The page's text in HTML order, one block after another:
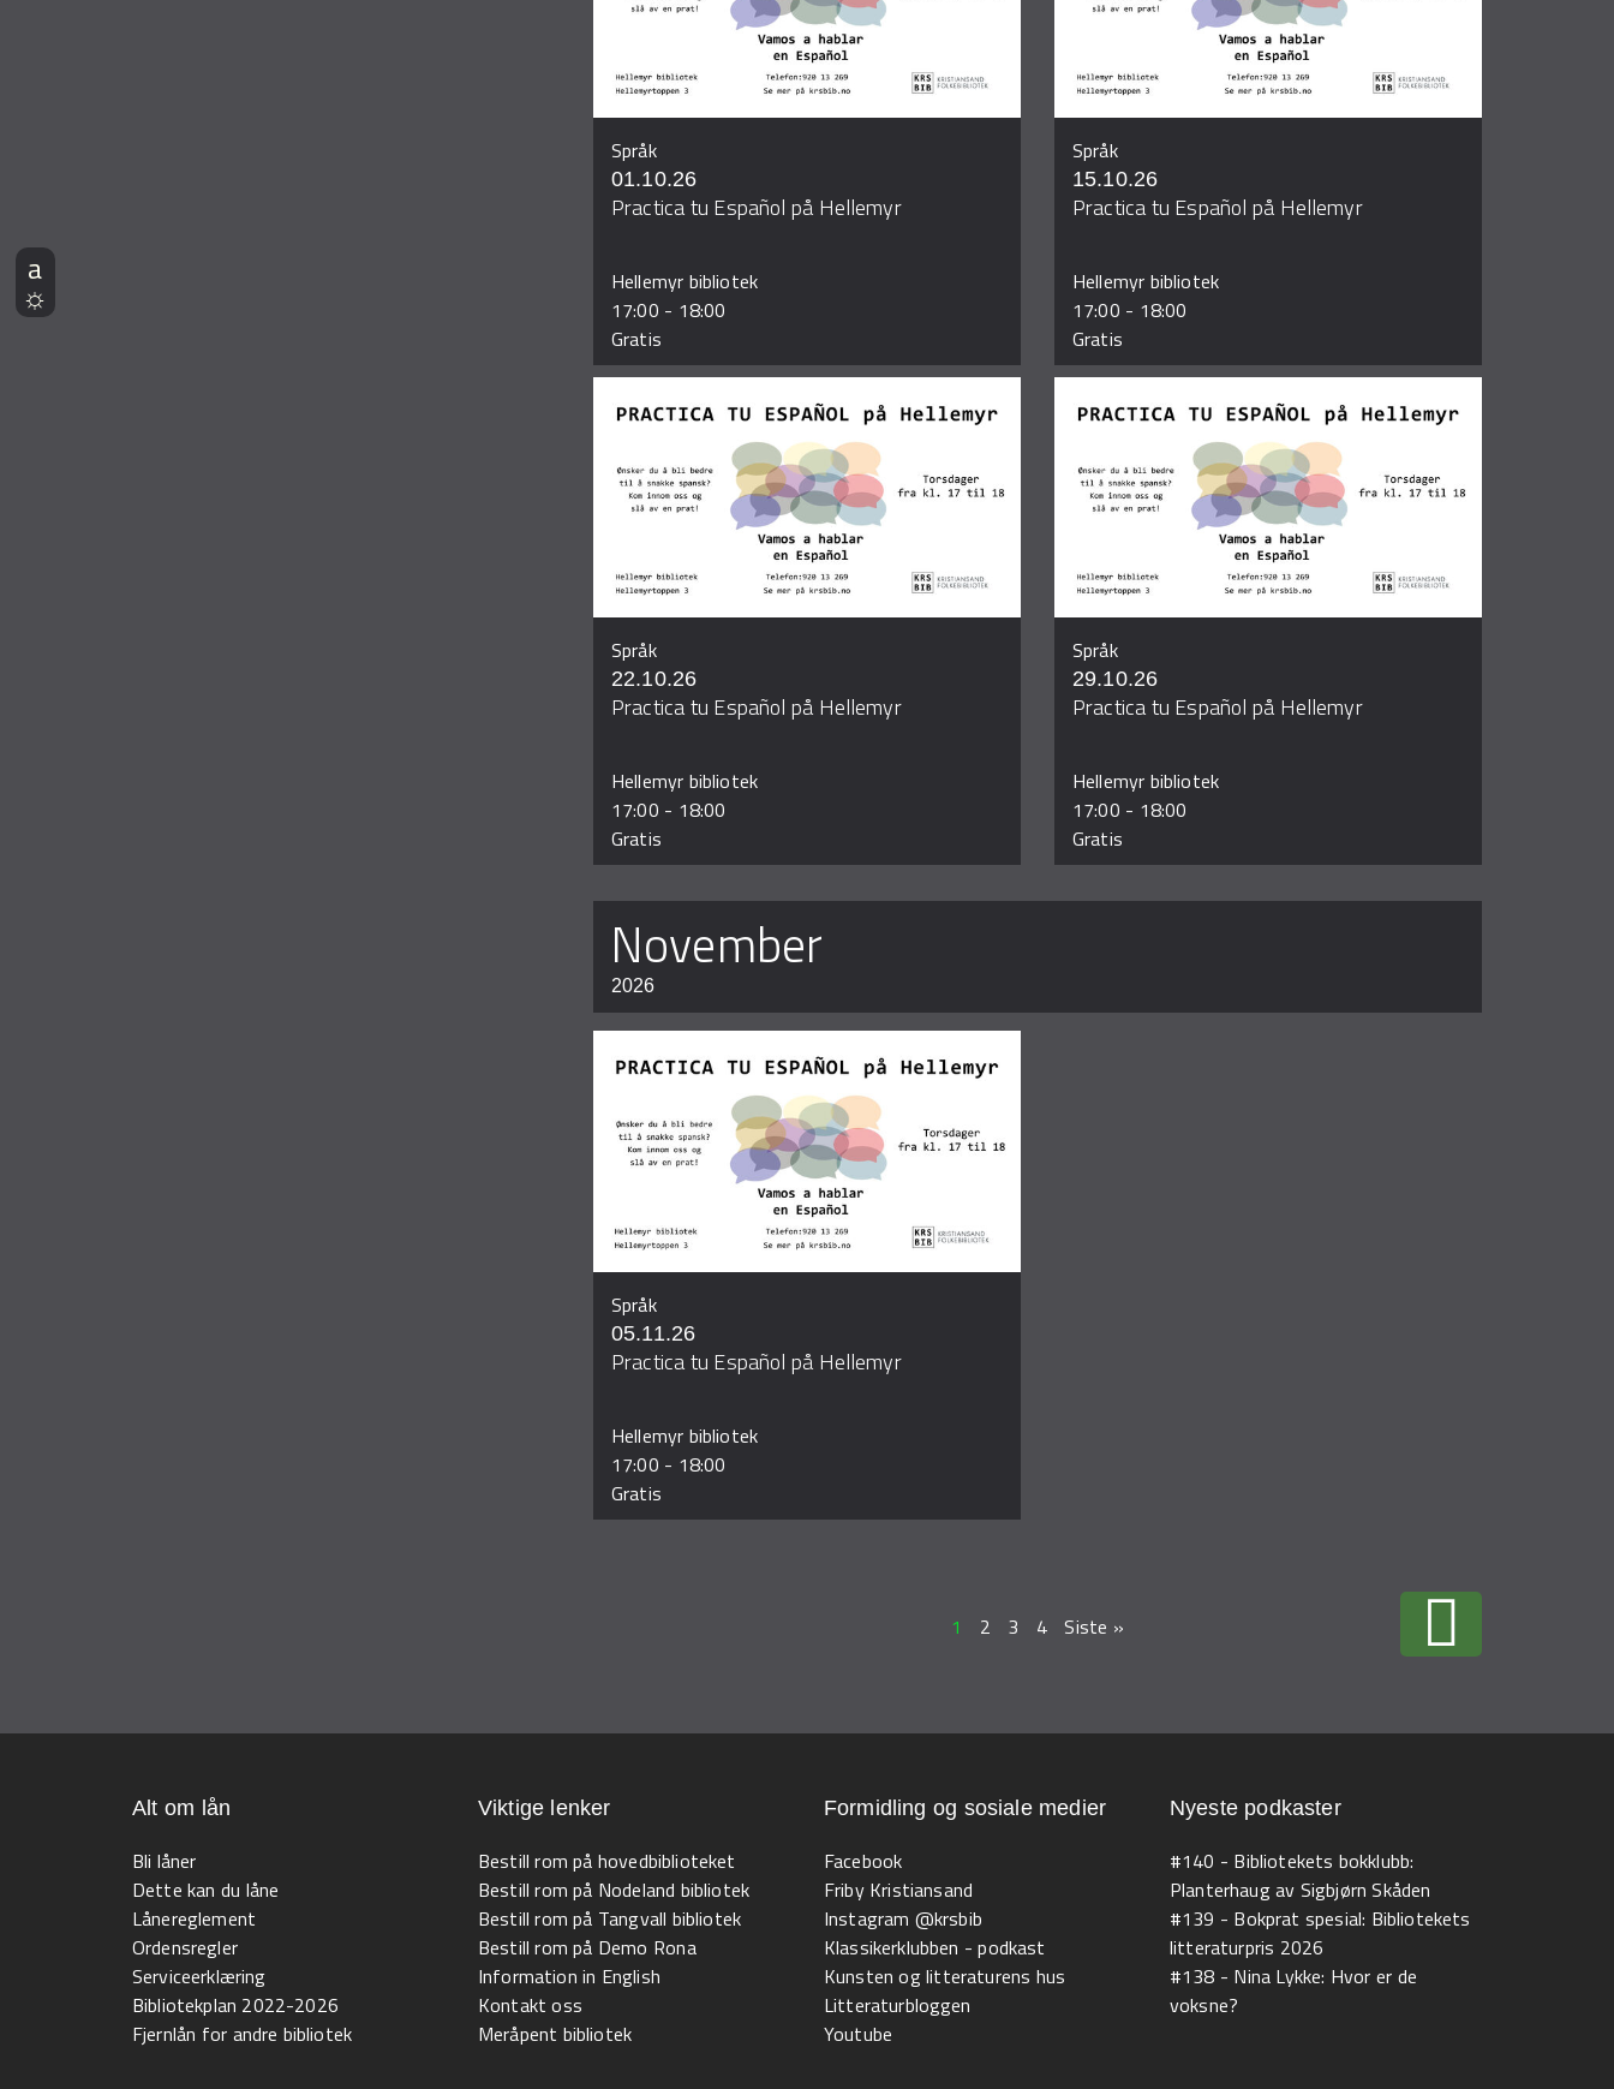
Språk
01.10.26
Practica tu Español på Hellemyr
Hellemyr bibliotek
17:00 - 18:00
Gratis
Språk
15.10.26
Practica tu Español på Hellemyr
Hellemyr bibliotek
17:00 - 18:00
Gratis
Språk
22.10.26
Practica tu Español på Hellemyr
Hellemyr bibliotek
17:00 - 18:00
Gratis
Språk
29.10.26
Practica tu Español på Hellemyr
Hellemyr bibliotek
17:00 - 18:00
Gratis
november
2026
Språk
05.11.26
Practica tu Español på Hellemyr
Hellemyr bibliotek
17:00 - 18:00
Gratis
1 2 3 4 Siste »
Alt om lån
Bli låner
Dette kan du låne
Lånereglement
Ordensregler
Serviceerklæring
Bibliotekplan 2022-2026
Fjernlån for andre bibliotek
Viktige lenker
Bestill rom på hovedbiblioteket
Bestill rom på Nodeland bibliotek
Bestill rom på Tangvall bibliotek
Bestill rom på Demo Rona
Information in English
Kontakt oss
Meråpent bibliotek
Formidling og sosiale medier
Facebook
Friby Kristiansand
Instagram @krsbib
Klassikerklubben - podkast
Kunsten og litteraturens hus
Litteraturbloggen
Youtube
Nyeste podkaster
#140 - Bibliotekets bokklubb:
Planterhaug av Sigbjørn Skåden
#139 - Bokprat spesial: Bibliotekets
litteraturpris 2026
#138 - Nina Lykke: Hvor er de
voksne?